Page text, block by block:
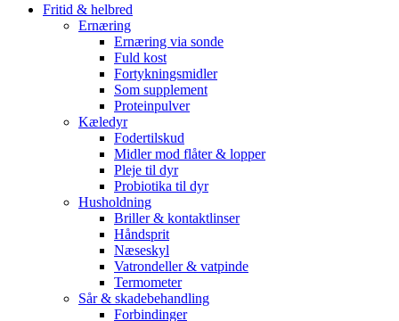
Fritid & helbred
Ernæring
Ernæring via sonde
Fuld kost
Fortykningsmidler
Som supplement
Proteinpulver
Kæledyr
Fodertilskud
Midler mod flåter & lopper
Pleje til dyr
Probiotika til dyr
Husholdning
Briller & kontaktlinser
Håndsprit
Næseskyl
Vatrondeller & vatpinde
Termometer
Sår & skadebehandling
Forbindinger